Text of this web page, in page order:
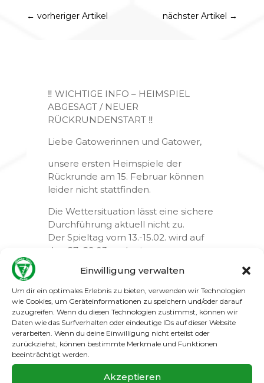
Einwilligung verwalten
Um dir ein optimales Erlebnis zu bieten, verwenden wir Technologien
wie Cookies, um Geräteinformationen zu speichern und/oder darauf
zuzugreifen. Wenn du diesen Technologien zustimmst, können wir
Daten wie das Surfverhalten oder eindeutige IDs auf dieser Website
verarbeiten. Wenn du deine Einwilligung nicht erteilst oder
zurückziehst, können bestimmte Merkmale und Funktionen
beeinträchtigt werden.
Akzeptieren
← vorheriger Artikel nächster Artikel →
‼️ WICHTIGE INFO – HEIMSPIEL
ABGESAGT / NEUER
RÜCKRUNDENSTART ‼️
Liebe Gatowerinnen und Gatower,
unsere ersten Heimspiele der
Rückrunde am 15. Februar können
leider nicht stattfinden.
Die Wettersituation lässt eine sichere
Durchführung aktuell nicht zu.
Der Spieltag vom 13.-15.02. wird auf
den 27.-29.03. verlegt.
➡️ Neuer Rückrundenauftakt:
Herren
21. Februar – Borussia Pankow gegen
SC Gatow
Anstoß: 14:00 Uhr
Ort:Pichelswerderstraße 7, 13187